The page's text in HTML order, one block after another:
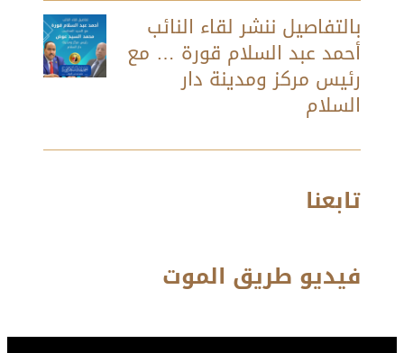
بالتفاصيل ننشر لقاء النائب
أحمد عبد السلام قورة … مع
رئيس مركز ومدينة دار
السلام
تابعنا
فيديو طريق الموت